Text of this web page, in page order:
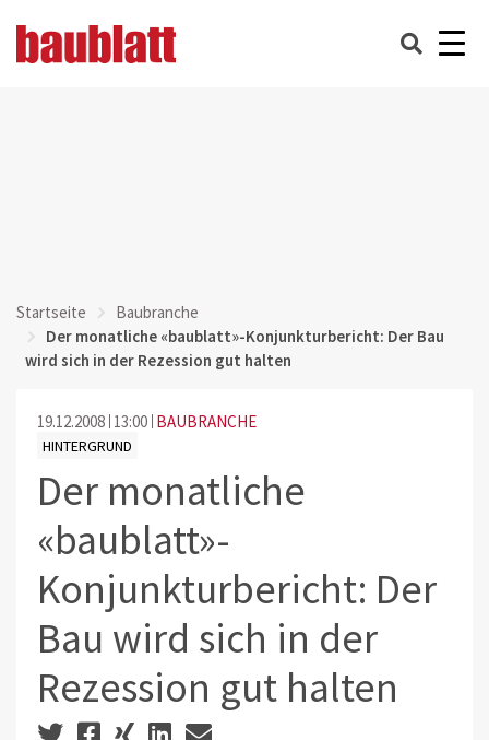
Startseite
Baubranche
Der monatliche «baublatt»-Konjunkturbericht: Der Bau
wird sich in der Rezession gut halten
19.12.2008 13:00 BAUBRANCHE
HINTERGRUND
Der monatliche
«baublatt»-
Konjunkturbericht: Der
Bau wird sich in der
Rezession gut halten